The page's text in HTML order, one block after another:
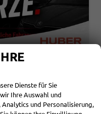
mit Tageszulassung
Dienste für Sie
Ihre Auswahl und
und Personalisierung,